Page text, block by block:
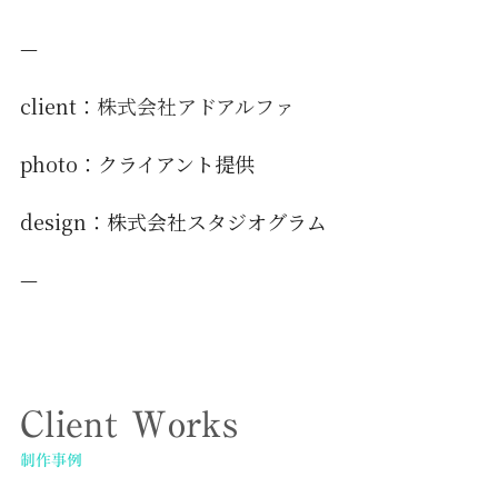
—
client： 株式会社アドアルファ
photo：クライアント提供
design：株式会社スタジオグラム
—
Client Works
制作事例